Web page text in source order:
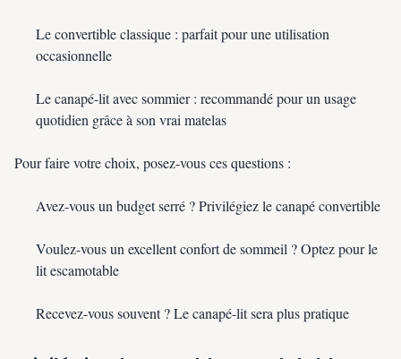
Le convertible classique : parfait pour une utilisation
occasionnelle
Le canapé-lit avec sommier : recommandé pour un usage
quotidien grâce à son vrai matelas
Pour faire votre choix, posez-vous ces questions :
Avez-vous un budget serré ? Privilégiez le canapé convertible
Voulez-vous un excellent confort de sommeil ? Optez pour le
lit escamotable
Recevez-vous souvent ? Le canapé-lit sera plus pratique